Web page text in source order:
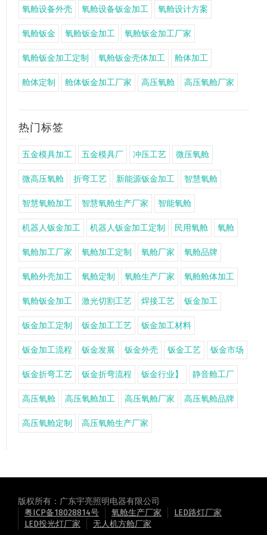
氧舱设备外壳 氧舱设备钣金加工 氧舱设计方案
氧舱钣金 氧舱钣金加工 氧舱钣金加工厂家
氧舱钣金加工定制 氧舱钣金壳体加工 舱体加工
舱体定制 舱体钣金加工厂家 高压氧舱 高压氧舱厂家
热门标签
五金模具加工 五金模具厂 冲压工艺 微压氧舱
微高压氧舱 折弯工艺 新能源钣金加工 智慧氧舱
智慧氧舱加工 智慧氧舱生产厂家 智能氧舱
机器人钣金加工 机器人钣金加工定制 民用氧舱 氧舱
氧舱加工厂家 氧舱加工定制 氧舱厂家 氧舱品牌
氧舱外壳加工 氧舱定制 氧舱生产厂家 氧舱舱体加工
氧舱钣金加工 激光切割工艺 焊接工艺 钣金加工
钣金加工定制 钣金加工工艺 钣金加工材料
钣金加工流程 钣金发展 钣金外壳 钣金工艺 钣金市场
钣金折弯工艺 钣金折弯流程 钣金行业】 静音舱工厂
高压氧舱 高压氧舱加工 高压氧舱厂家 高压氧舱品牌
高压氧舱定制 高压氧舱生产厂家
版权所有：广东宇亮照明电器有限公司
粤ICP备18028814号
氧舱生产厂家
LED路灯厂家
LED投光灯厂家
无人机方舱厂家